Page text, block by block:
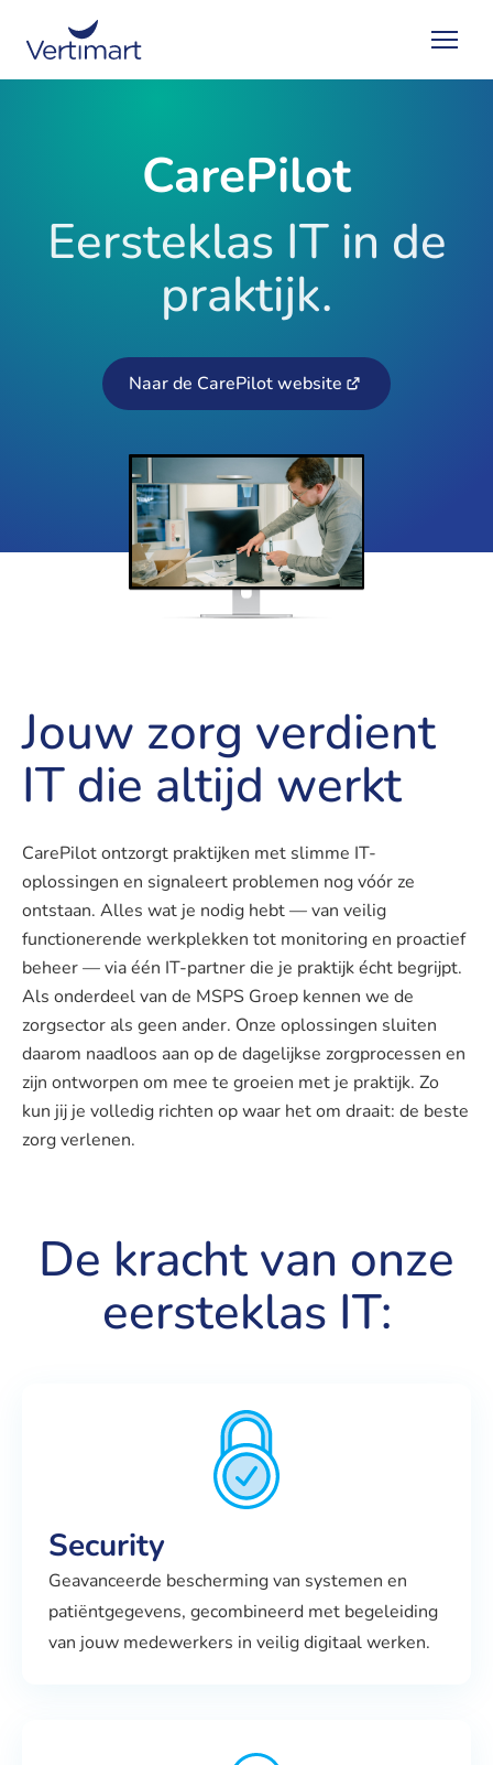
CarePilot
Eersteklas IT in de
praktijk.
Naar de CarePilot website
Jouw zorg verdient
IT die altijd werkt
CarePilot ontzorgt praktijken met slimme IT-
oplossingen en signaleert problemen nog vóór ze
ontstaan. Alles wat je nodig hebt — van veilig
functionerende werkplekken tot monitoring en proactief
beheer — via één IT-partner die je praktijk écht begrijpt.
Als onderdeel van de MSPS Groep kennen we de
zorgsector als geen ander. Onze oplossingen sluiten
daarom naadloos aan op de dagelijkse zorgprocessen en
zijn ontworpen om mee te groeien met je praktijk. Zo
kun jij je volledig richten op waar het om draait: de beste
zorg verlenen.
De kracht van onze
eersteklas IT:
Security
Geavanceerde bescherming van systemen en
patiëntgegevens, gecombineerd met begeleiding
van jouw medewerkers in veilig digitaal werken.